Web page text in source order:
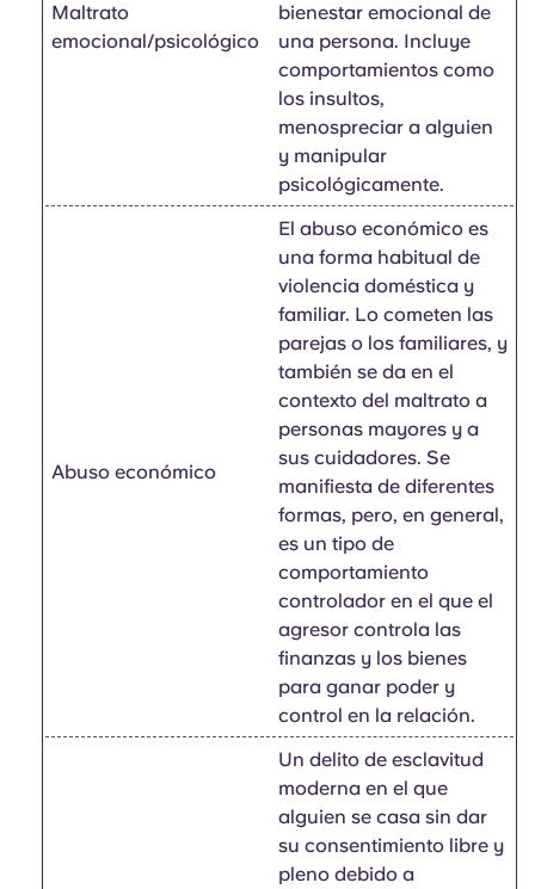
Maltrato
emocional/psicológico
bienestar emocional de
una persona. Incluye
comportamientos como
los insultos,
menospreciar a alguien
y manipular
psicológicamente.
Abuso económico
El abuso económico es
una forma habitual de
violencia doméstica y
familiar. Lo cometen las
parejas o los familiares, y
también se da en el
contexto del maltrato a
personas mayores y a
sus cuidadores. Se
manifiesta de diferentes
formas, pero, en general,
es un tipo de
comportamiento
controlador en el que el
agresor controla las
finanzas y los bienes
para ganar poder y
control en la relación.
Un delito de esclavitud
moderna en el que
alguien se casa sin dar
su consentimiento libre y
pleno debido a